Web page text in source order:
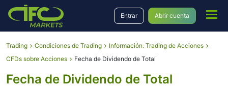
Entrar Abrir cuenta
Trading Condiciones de Trading
Información: Trading de Acciones
CFDs sobre Acciones
Fecha de Dividendo de Total
Fecha de Dividendo de Total